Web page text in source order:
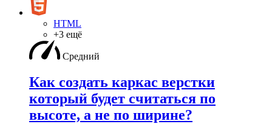
HTML
+3 ещё
Средний
Как создать каркас верстки
который будет считаться по
высоте, а не по ширине?